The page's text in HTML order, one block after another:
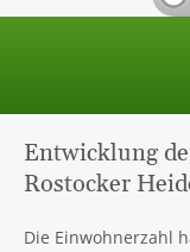
Entwicklung
Rostocker
Die Einwohnerzahl